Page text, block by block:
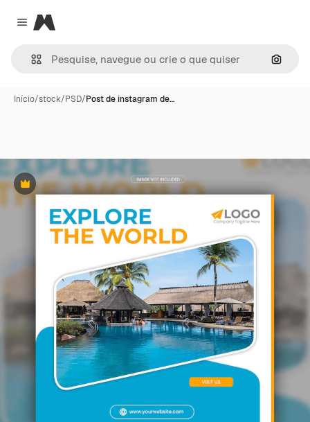
Close menu
Magnific
Início/stock/PSD/Post de instagram de…
Premium